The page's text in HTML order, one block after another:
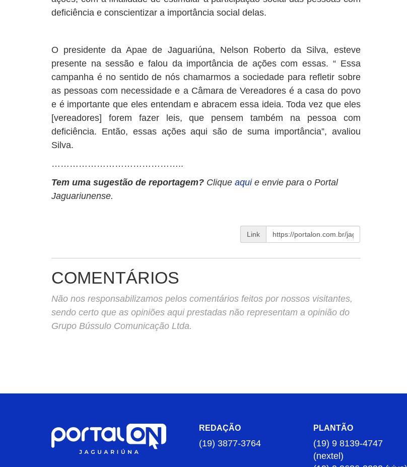
deficiência e conscientizar a importância social delas.
O presidente da Apae de Jaguariúna, Nelson Roberto da Silva, esteve
presente na sessão e falou da importância de ações com essas. “ Essa
campanha é no sentido de nós chamarmos a sociedade para refletir sobre
as pessoas com necessidade e a Câmara de Vereadores é a casa do povo
e é importante que eles entendam e abracem essa ideia. Toda vez que eles
[vereadores] forem fazer leis, que pensem também na pessoa com
deficiência. Então, essas ações aqui são de suma importância”, avaliou
Silva.
……………………………………..
Tem uma sugestão de reportagem? Clique aqui e envie para o Portal
Jaguariunense.
Link
COMENTÁRIOS
Não nos responsabilizamos pelos comentários feitos por nossos visitantes,
sendo certo que as opiniões aqui prestadas não representam a opinião do
Grupo Bússulo Comunicação Ltda.
REDAÇÃO
(19) 3877-3764
PLANTÃO
(19) 9 8139-4747
(nextel)